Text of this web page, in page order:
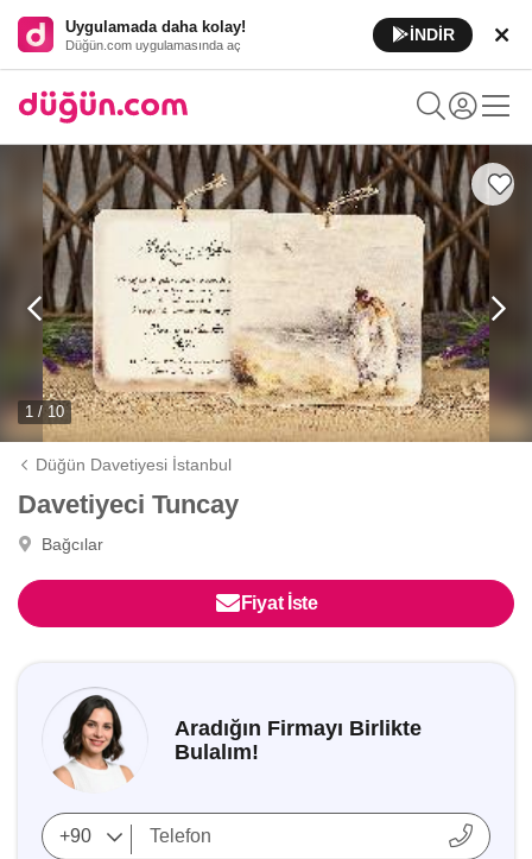
Uygulamada daha kolay!
Düğün.com uygulamasında aç
İNDİR
1 / 10
Düğün Davetiyesi İstanbul
Davetiyeci Tuncay
Bağcılar
Fiyat İste
Aradığın Firmayı Birlikte
Bulalım!